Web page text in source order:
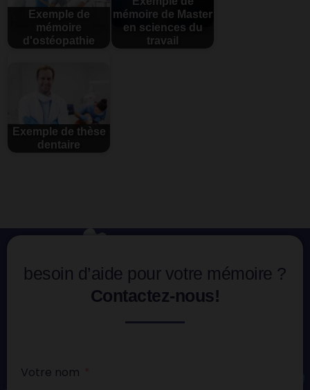
Exemple de
mémoire
d'ostéopathie
mémoire de Master
en sciences du
travail
Exemple de thèse
dentaire
besoin d’aide pour votre mémoire ?
Contactez-nous!
Votre nom